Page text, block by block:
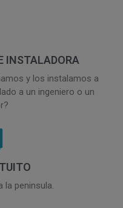
INSTALADORA
y los instalamos a
a un ingeniero o un
la peninsula.